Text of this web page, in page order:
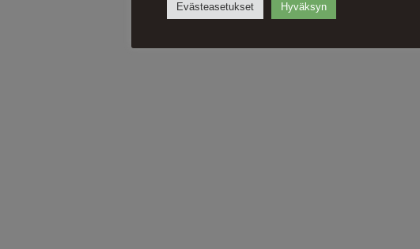
Evästeasetukset Hyväksyn